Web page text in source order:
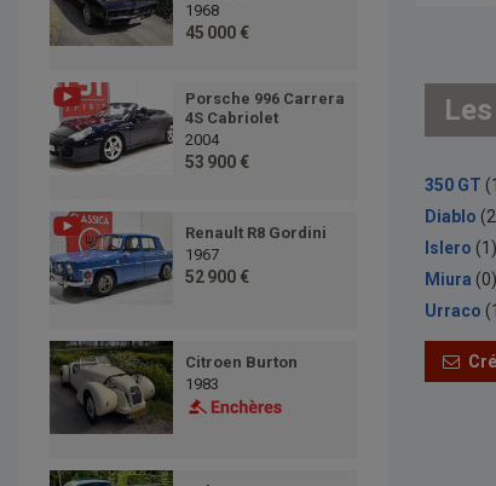
1968
45 000 €
Porsche 996 Carrera
4S Cabriolet
2004
53 900 €
Renault R8 Gordini
1967
52 900 €
Citroen Burton
1983
350 GT
Diablo
Islero (1)
Miura (0)
Urraco